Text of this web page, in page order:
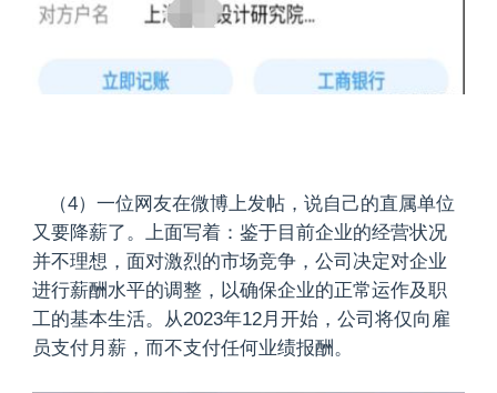
（4）一位网友在微博上发帖，说自己的直属单位
又要降薪了。上面写着：鉴于目前企业的经营状况
并不理想，面对激烈的市场竞争，公司决定对企业
进行薪酬水平的调整，以确保企业的正常运作及职
工的基本生活。从2023年12月开始，公司将仅向雇
员支付月薪，而不支付任何业绩报酬。